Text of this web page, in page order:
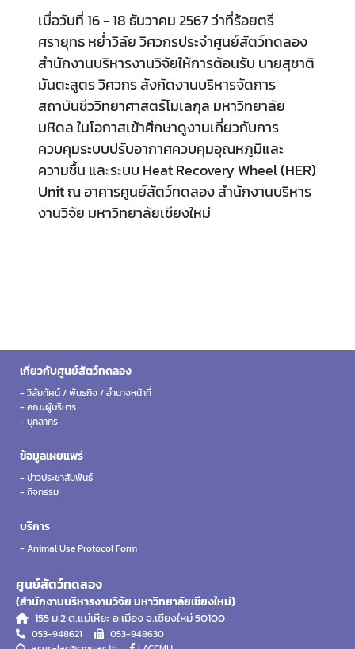
เมื่อวันที่ 16 - 18 ธันวาคม 2567 ว่าที่ร้อยตรี
ศรายุทธ หย่ำวิลัย วิศวกรประจำศูนย์สัตว์ทดลอง
สำนักงานบริหารงานวิจัยให้การต้อนรับ นายสุชาติ
มันตะสูตร วิศวกร สังกัดงานบริหารจัดการ
สถาบันชีววิทยาศาสตร์โมเลกุล มหาวิทยาลัย
มหิดล ในโอกาสเข้าศึกษาดูงานเกี่ยวกับการ
ควบคุมระบบปรับอากาศควบคุมอุณหภูมิและ
ความชื้น และระบบ Heat Recovery Wheel (HER)
Unit ณ อาคารศูนย์สัตว์ทดลอง สำนักงานบริหาร
งานวิจัย มหาวิทยาลัยเชียงใหม่
เกี่ยวกับศูนย์สัตว์ทดลอง
- วิสัยทัศน์ / พันธกิจ / อำนาจหน้าที่
- คณะผู้บริหาร
- บุคลากร
ข้อมูลเผยแพร่
- ข่าวประชาสัมพันธ์
- กิจกรรม
บริการ
- Animal Use Protocol Form
ศูนย์สัตว์ทดลอง
(สำนักงานบริหารงานวิจัย มหาวิทยาลัยเชียงใหม่)
155 ม.2 ต.แม่เหียะ อ.เมือง จ.เชียงใหม่ 50100
053-948621
053-948630